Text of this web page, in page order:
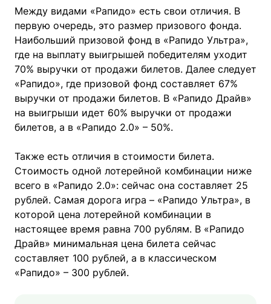
Между видами «Рапидо» есть свои отличия. В
первую очередь, это размер призового фонда.
Наибольший призовой фонд в «Рапидо Ультра»,
где на выплату выигрышей победителям уходит
70% выручки от продажи билетов. Далее следует
«Рапидо», где призовой фонд составляет 67%
выручки от продажи билетов. В «Рапидо Драйв»
на выигрыши идет 60% выручки от продажи
билетов, а в «Рапидо 2.0» – 50%.
Также есть отличия в стоимости билета.
Стоимость одной лотерейной комбинации ниже
всего в «Рапидо 2.0»: сейчас она составляет 25
рублей. Самая дорога игра – «Рапидо Ультра», в
которой цена лотерейной комбинации в
настоящее время равна 700 рублям. В «Рапидо
Драйв» минимальная цена билета сейчас
составляет 100 рублей, а в классическом
«Рапидо» – 300 рублей.